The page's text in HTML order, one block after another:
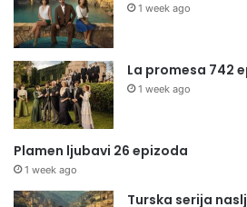
1 week ago
La promesa 742
1 week ago
Plamen ljubavi 26 epizoda
1 week ago
Turska serija